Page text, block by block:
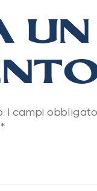
UN
I campi
*